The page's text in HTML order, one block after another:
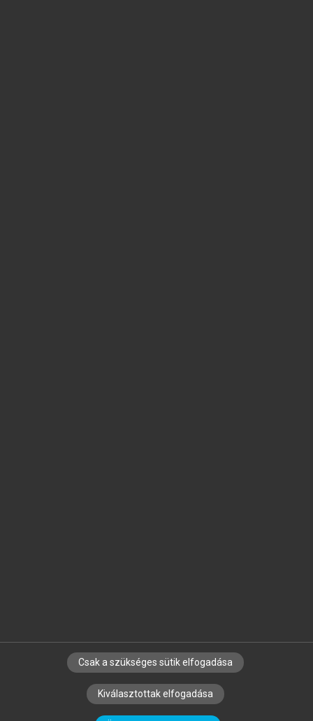
SZERZŐKNEK CÉGEKNEK KÖNYVTÁROSOKNAK
SZERKESZTÉSI ÉS LEKTORÁLÁSI ALAPELVEK
Csak a szükséges sütik elfogadása
Kiválasztottak elfogadása